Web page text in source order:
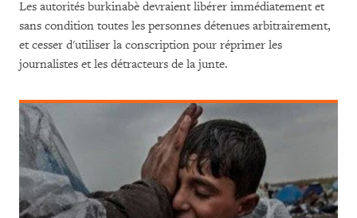
Les autorités burkinabè devraient libérer immédiatement et
sans condition toutes les personnes détenues arbitrairement,
et cesser d'utiliser la conscription pour réprimer les
journalistes et les détracteurs de la junte.